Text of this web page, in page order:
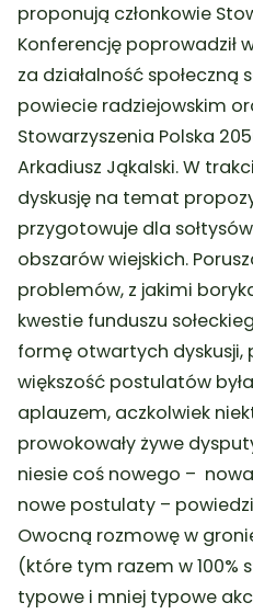
proponują członkowie
Konferencję poprowadził
za działalność społeczną
powiecie radziejowskim
Stowarzyszenia Polska
Arkadiusz Jąkalski. W
dyskusję na temat
przygotowuje dla
obszarów wiejskich.
problemów, z jakimi
kwestie funduszu
formę otwartych dyskusji,
większość postulatów
aplauzem, aczkolwiek
prowokowały żywe
niesie coś nowego –
nowe postulaty –
Owocną rozmowę w
(które tym razem w 100%
typowe i mniej typowe